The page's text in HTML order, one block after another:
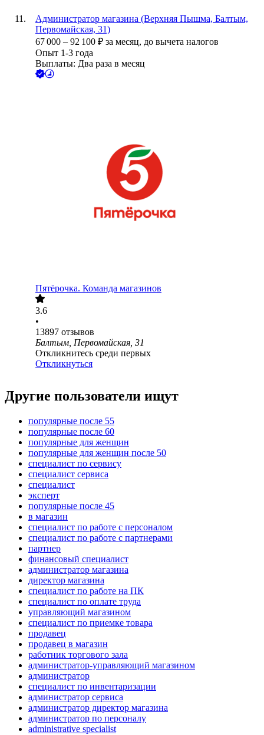
Администратор магазина (Верхняя Пышма, Балтым,
Первомайская, 31)
67 000 – 92 100 ₽ за месяц, до вычета налогов
Опыт 1-3 года
Выплаты: Два раза в месяц
Пятёрочка. Команда магазинов
3.6
•
13897 отзывов
Балтым, Первомайская, 31
Откликнитесь среди первых
Откликнуться
Другие пользователи ищут
популярные после 55
популярные после 60
популярные для женщин
популярные для женщин после 50
специалист по сервису
специалист сервиса
специалист
эксперт
популярные после 45
в магазин
специалист по работе с персоналом
специалист по работе с партнерами
партнер
финансовый специалист
администратор магазина
директор магазина
специалист по работе на ПК
специалист по оплате труда
управляющий магазином
специалист по приемке товара
продавец
продавец в магазин
работник торгового зала
администратор-управляющий магазином
администратор
специалист по инвентаризации
администратор сервиса
администратор директор магазина
администратор по персоналу
administrative specialist